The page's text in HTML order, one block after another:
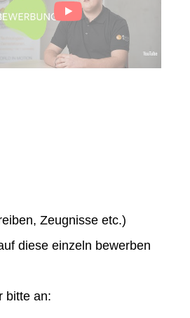
Zeugnisse etc.)
diese einzeln bewerben
bitte an: